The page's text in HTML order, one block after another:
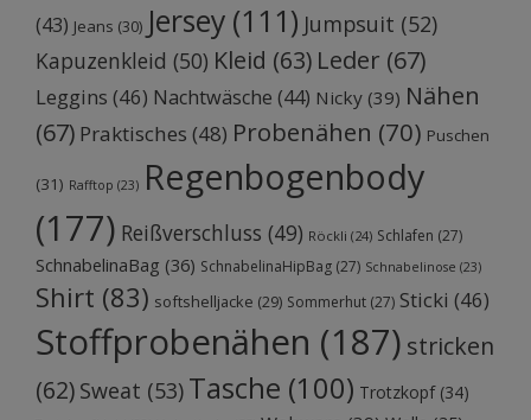
(43) Jeans (30) Jersey (111) Jumpsuit (52)
Kapuzenkleid (50) Kleid (63) Leder (67)
Leggins (46) Nachtwäsche (44) Nicky (39) Nähen
(67) Praktisches (48) Probenähen (70) Puschen
(31) Rafftop (23) Regenbogenbody
(177) Reißverschluss (49) Röckli (24) Schlafen (27)
SchnabelinaBag (36) SchnabelinaHipBag (27) Schnabelinose (23)
Shirt (83) softshelljacke (29) Sommerhut (27) Sticki (46)
Stoffprobenähen (187) stricken
(62) Sweat (53) Tasche (100) Trotzkopf(34)